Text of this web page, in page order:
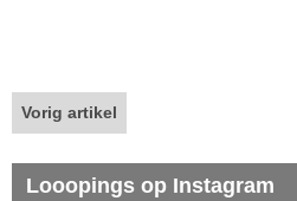
Vorig artikel
Looopings op Instagram